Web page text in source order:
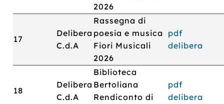
2026
17
Delibera
C.d.A
Rassegna di
poesia e musica
Fiori Musicali
2026
pdf
delibera
18
Delibera
C.d.A
Biblioteca
Bertoliana
Rendiconto di
pdf
delibera